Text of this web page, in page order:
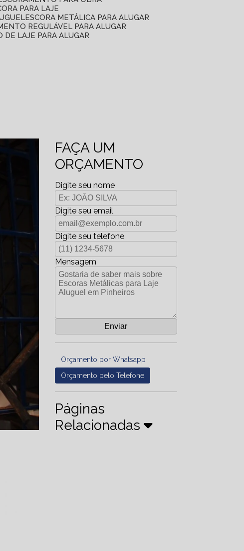
PARA LAJE
ESCORA METÁLICA PARA ALUGAR
REGULÁVEL PARA ALUGAR
DE LAJE PARA ALUGAR
FAÇA UM
ORÇAMENTO
Digite seu nome
Digite seu email
Digite seu telefone
Mensagem
Orçamento por Whatsapp
Orçamento pelo Telefone
Páginas
Relacionadas